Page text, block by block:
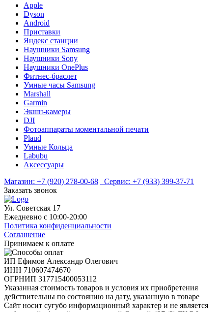
Apple
Dyson
Android
Приставки
Яндекс станции
Наушники Samsung
Наушники Sony
Наушники OnePlus
Фитнес-браслет
Умные часы Samsung
Marshall
Garmin
Экшн-камеры
DJI
Фотоаппараты моментальной печати
Plaud
Умные Кольца
Labubu
Аксессуары
Магазин: +7 (920) 278-00-68 Сервис: +7 (933) 399-37-71
Заказать звонок
Ул. Советская 17
Ежедневно с 10:00-20:00
Политика конфиденциальности
Соглашение
Принимаем к оплате
ИП Ефимов Александр Олегович
ИНН 710607474670
ОГРНИП 317715400053112
Указанная стоимость товаров и условия их приобретения
действительны по состоянию на дату, указанную в товаре
Сайт носит сугубо информационный характер и не является